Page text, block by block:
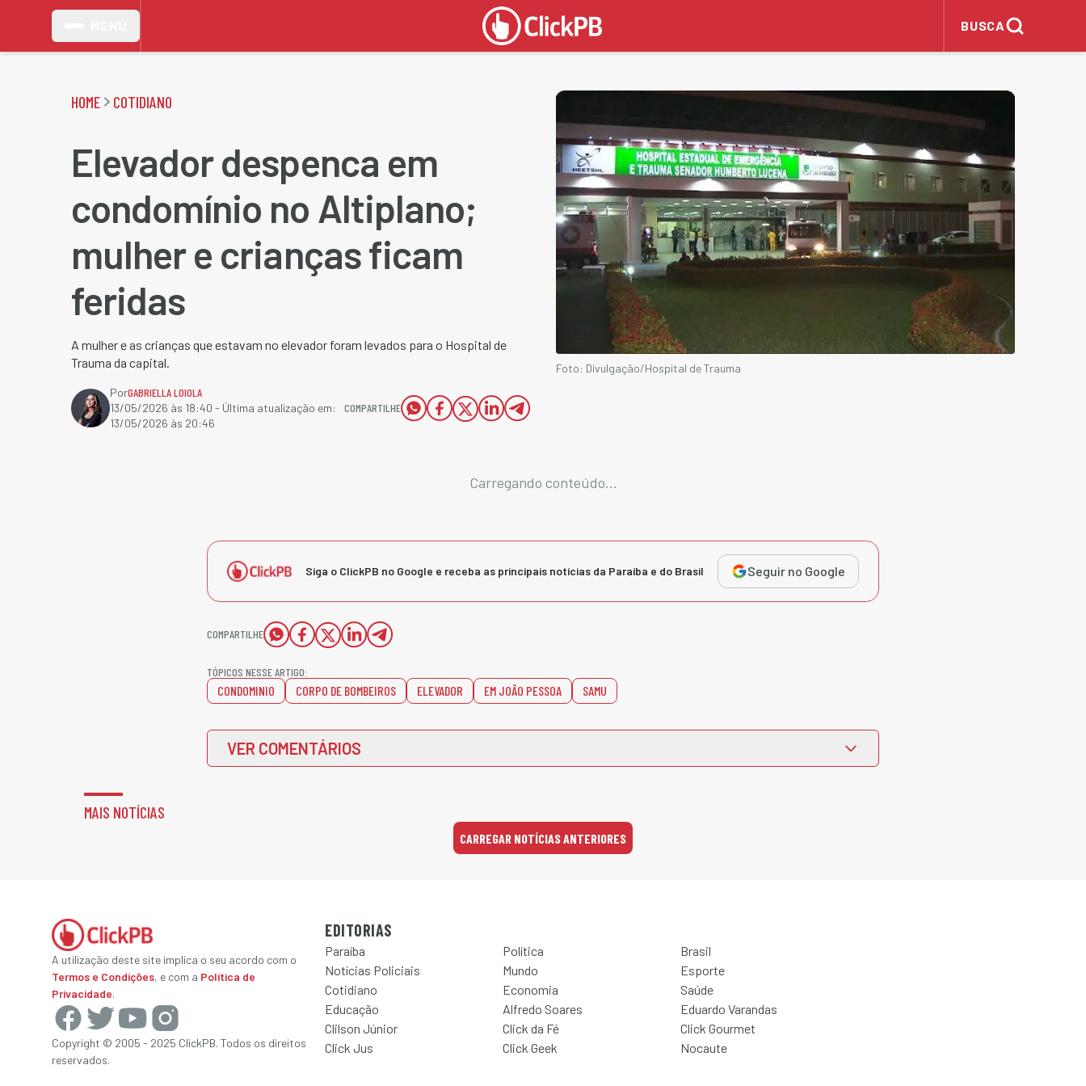
BUSCA
HOME COTIDIANO
Elevador despenca em
condomínio no Altiplano;
mulher e crianças ficam
feridas
A mulher e as crianças que estavam no elevador foram levados para o Hospital de
Trauma da capital.
PorGABRIELLA LOIOLA
13/05/2026 às 18:40 - Última atualização em:
13/05/2026 às 20:46
COMPARTILHE
Foto: Divulgação/Hospital de Trauma
Carregando conteúdo...
Siga o ClickPB no Google e receba as principais notícias da Paraíba e do Brasil Seguir no Google
COMPARTILHE
TÓPICOS NESSE ARTIGO:
CONDOMINIO CORPO DE BOMBEIROS ELEVADOR EM JOÃO PESSOA SAMU
VER COMENTÁRIOS
MAIS NOTÍCIAS
CARREGAR NOTÍCIAS ANTERIORES
A utilização deste site implica o seu acordo com o
Termos e Condições, e com a Política de
Privacidade.
Copyright © 2005 - 2025 ClickPB. Todos os direitos
reservados.
EDITORIAS
Paraíba Política
Brasil
Notícias Policiais
Mundo
Esporte
Cotidiano
Economia
Saúde
Educação
Alfredo Soares
Eduardo Varandas
Clilson Júnior
Click da Fé
Click Gourmet
Click Jus
Click Geek Nocaute